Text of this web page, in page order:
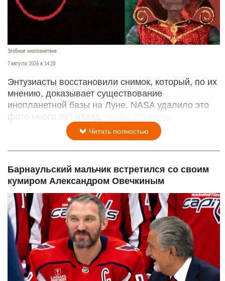
Злобные инопланетяне.
7 августа 2026 в 14:20
Энтузиасты восстановили снимок, который, по их
мнению, доказывает существование
инопланетной базы на Луне. NASA удалило это
фото много лет назад,
сообщает kp.ru.
Читать полностью
Барнаульский мальчик встретился со своим
кумиром Александром Овечкиным